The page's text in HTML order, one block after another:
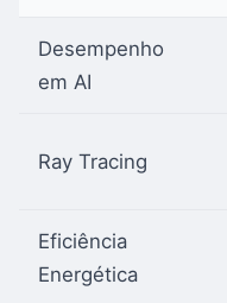
Desempenho
em AI
Ray Tracing
Eficiência
Energética